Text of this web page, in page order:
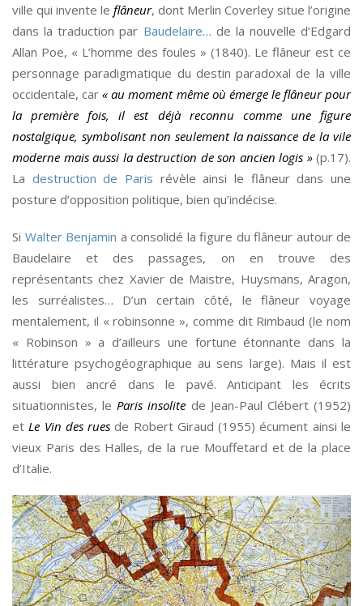
ville qui invente le flâneur, dont Merlin Coverley situe l’origine
dans la traduction par Baudelaire… de la nouvelle d’Edgard
Allan Poe, « L’homme des foules » (1840). Le flâneur est ce
personnage paradigmatique du destin paradoxal de la ville
occidentale, car« au moment même où émerge le flâneur pour
la première fois, il est déjà reconnu comme une figure
nostalgique, symbolisant non seulement la naissance de la vile
moderne mais aussi la destruction de son ancien logis »(p.17).
La destruction de Paris révèle ainsi le flâneur dans une
posture d’opposition politique, bien qu’indécise.
Si Walter Benjamin a consolidé la figure du flâneur autour de
Baudelaire et des passages, on en trouve des
représentants chez Xavier de Maistre, Huysmans, Aragon,
les surréalistes… D’un certain côté, le flâneur voyage
mentalement, il « robinsonne », comme dit Rimbaud (le nom
« Robinson » a d’ailleurs une fortune étonnante dans la
littérature psychogéographique au sens large). Mais il est
aussi bien ancré dans le pavé. Anticipant les écrits
situationnistes, le Paris insolite de Jean-Paul Clébert (1952)
et Le Vin des rues de Robert Giraud (1955) écument ainsi le
vieux Paris des Halles, de la rue Mouffetard et de la place
d’Italie.